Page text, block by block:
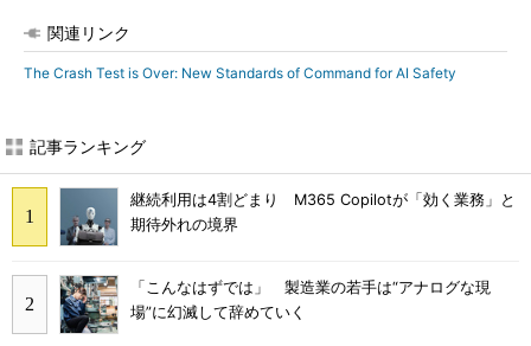
関連リンク
The Crash Test is Over: New Standards of Command for AI Safety
記事ランキング
継続利用は4割どまり M365 Copilotが「効く業務」と
期待外れの境界
「こんなはずでは」 製造業の若手は“アナログな現
場”に幻滅して辞めていく